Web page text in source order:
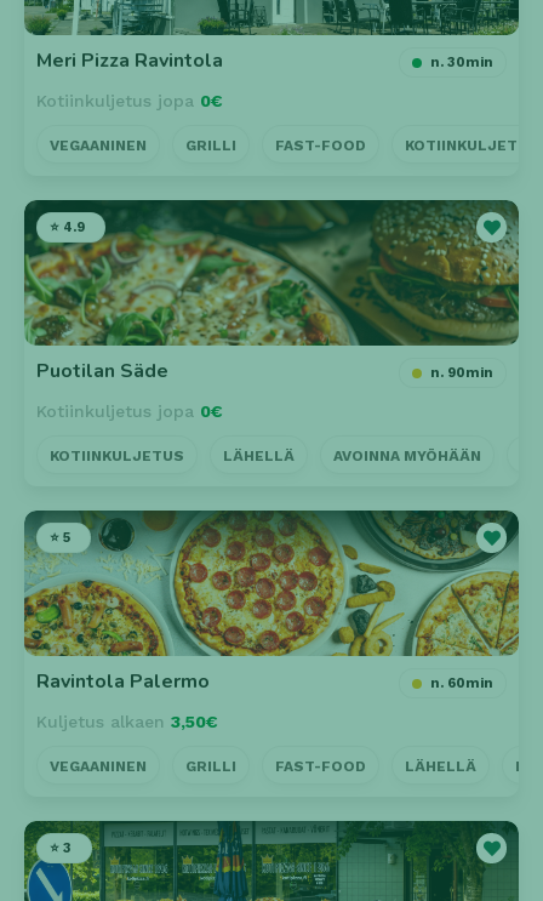
Meri Pizza Ravintola n. 30min
Kotiinkuljetus jopa 0€
VEGAANINEN GRILLI FAST-FOOD KOTIINKULJETUS
⭐ 4.9
Puotilan Säde n. 90min
Kotiinkuljetus jopa 0€
KOTIINKULJETUS LÄHELLÄ AVOINNA MYÖHÄÄN
⭐ 5
Ravintola Palermo n. 60min
Kuljetus alkaen 3,50€
VEGAANINEN GRILLI FAST-FOOD LÄHELLÄ
⭐ 3